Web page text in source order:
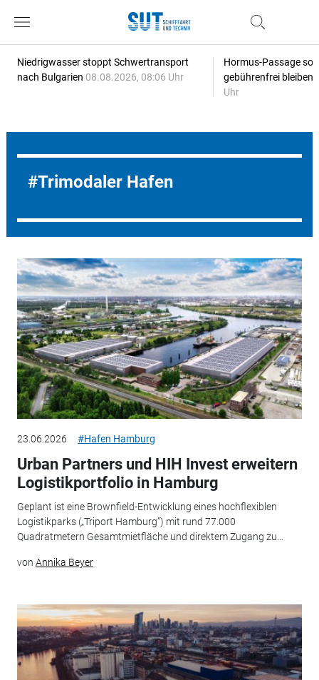
Niedrigwasser stoppt Schwertransport
nach Bulgarien 08.08.2026, 08:06 Uhr
Hormus-Passage
gebührenfrei bleiben
Uhr
Trimodaler Hafen
23.06.2026 #Hafen Hamburg
Urban Partners und HIH Invest erweitern
Logistikportfolio in Hamburg
Geplant ist eine Brownfield-Entwicklung eines hochflexiblen
Logistikparks („Triport Hamburg“) mit rund 77.000
Quadratmetern Gesamtmietfläche und direktem Zugang zu...
von Annika Beyer